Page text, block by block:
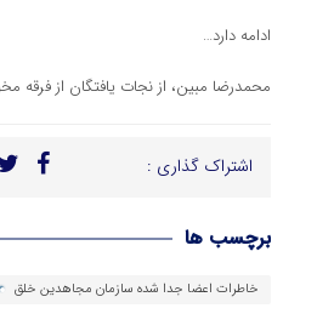
ادامه دارد…
محمدرضا مبین، از نجات یافتگان از فرقه
اشتراک گذاری :
برچسب ها
خاطرات اعضا جدا شده سازمان مجاهدین خلق